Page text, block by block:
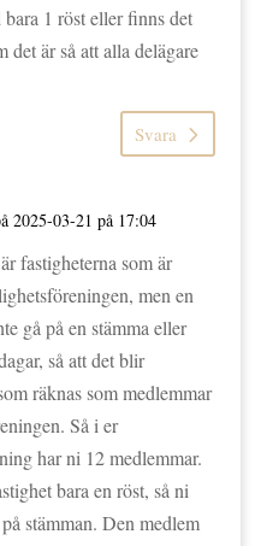
1 röst eller finns det
det är så att alla delägare
Svara
2025-03-21 på 17:04
fastigheterna som är
men en
gå på en stämma eller
så att det blir
räknas som medlemmar
Så i er
har ni 12 medlemmar.
bara en röst, så ni
stämman. Den medlem